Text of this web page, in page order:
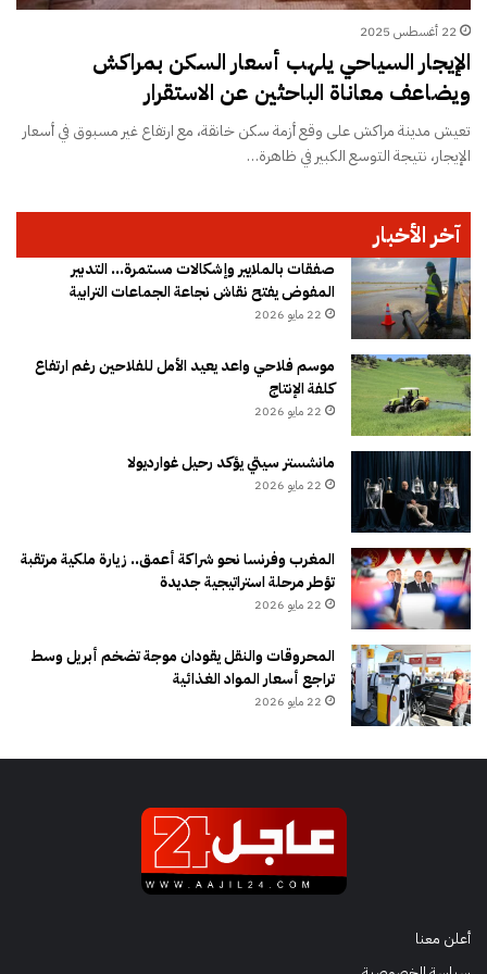
22 أغسطس 2025
الإيجار السياحي يلهب أسعار السكن بمراكش
ويضاعف معاناة الباحثين عن الاستقرار
تعيش مدينة مراكش على وقع أزمة سكن خانقة، مع ارتفاع غير مسبوق في أسعار
الإيجار، نتيجة التوسع الكبير في ظاهرة…
آخر الأخبار
صفقات بالملايير وإشكالات مستمرة… التدبير
المفوض يفتح نقاش نجاعة الجماعات الترابية
22 مايو 2026
موسم فلاحي واعد يعيد الأمل للفلاحين رغم ارتفاع
كلفة الإنتاج
22 مايو 2026
مانشستر سيتي يؤكد رحيل غوارديولا
22 مايو 2026
المغرب وفرنسا نحو شراكة أعمق.. زيارة ملكية مرتقبة
تؤطر مرحلة استراتيجية جديدة
22 مايو 2026
المحروقات والنقل يقودان موجة تضخم أبريل وسط
تراجع أسعار المواد الغذائية
22 مايو 2026
أعلن معنا